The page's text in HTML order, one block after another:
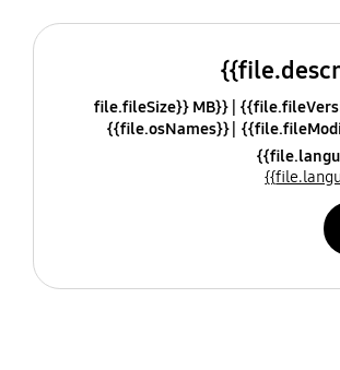
{{file.fileSize}} MB
{{file.osNames}}